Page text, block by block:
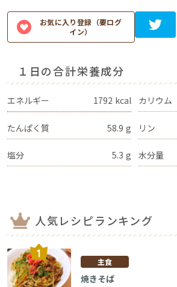
お気に入り登録（要ログ
イン）
１日の合計栄養成分
エネルギー 1792 kcal カリウム
たんぱく質 58.9 g リン
塩分 5.3 g 水分量
人気レシピランキング
主食
焼きそば